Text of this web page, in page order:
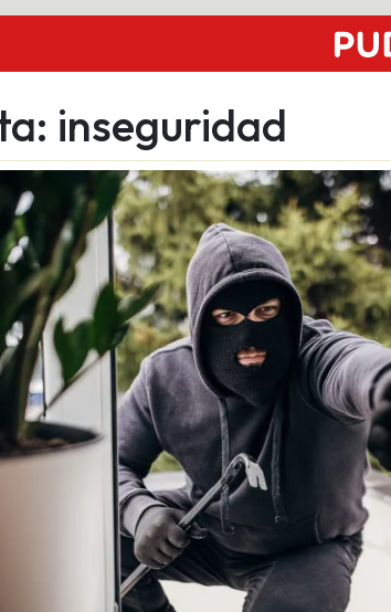
inseguridad